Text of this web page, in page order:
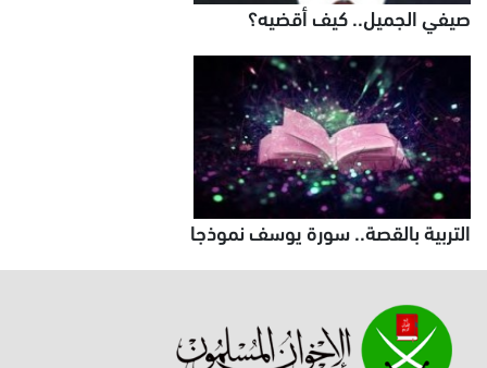
صيفي الجميل.. كيف أقضيه؟
التربية بالقصة.. سورة يوسف نموذجا